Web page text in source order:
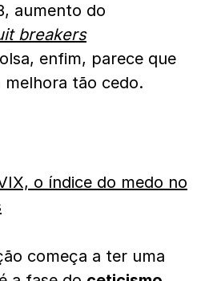
aumento do
breakers
enfim, parece que
melhora tão cedo.
o índice do medo no
começa a ter uma